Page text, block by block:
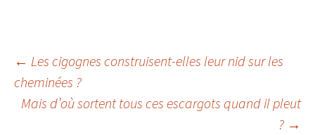
Navigation
← Les cigognes construisent-elles leur nid sur les
cheminées ?
Mais d’où sortent tous ces escargots quand il pleut
? →